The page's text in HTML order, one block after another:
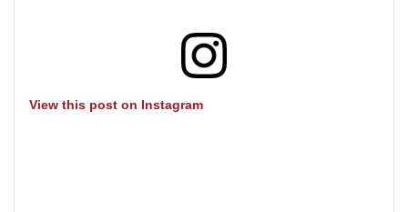
View this post on Instagram